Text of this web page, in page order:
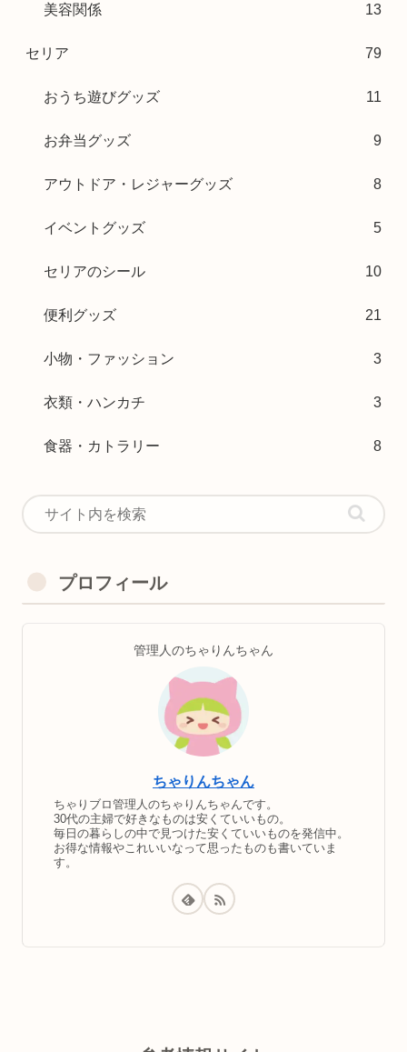
美容関係 13
セリア 79
おうち遊びグッズ 11
お弁当グッズ 9
アウトドア・レジャーグッズ 8
イベントグッズ 5
セリアのシール 10
便利グッズ 21
小物・ファッション 3
衣類・ハンカチ 3
食器・カトラリー 8
プロフィール
管理人のちゃりんちゃん
ちゃりんちゃん
ちゃりブロ管理人のちゃりんちゃんです。
30代の主婦で好きなものは安くていいもの。
毎日の暮らしの中で見つけた安くていいものを発信中。
お得な情報やこれいいなって思ったものも書いていま
す。